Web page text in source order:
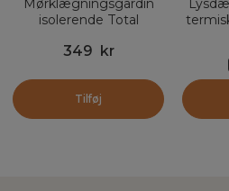
Mørklægningsgardin
isolerende Total
cm) Magnus Beige
349 kr
Tilføj